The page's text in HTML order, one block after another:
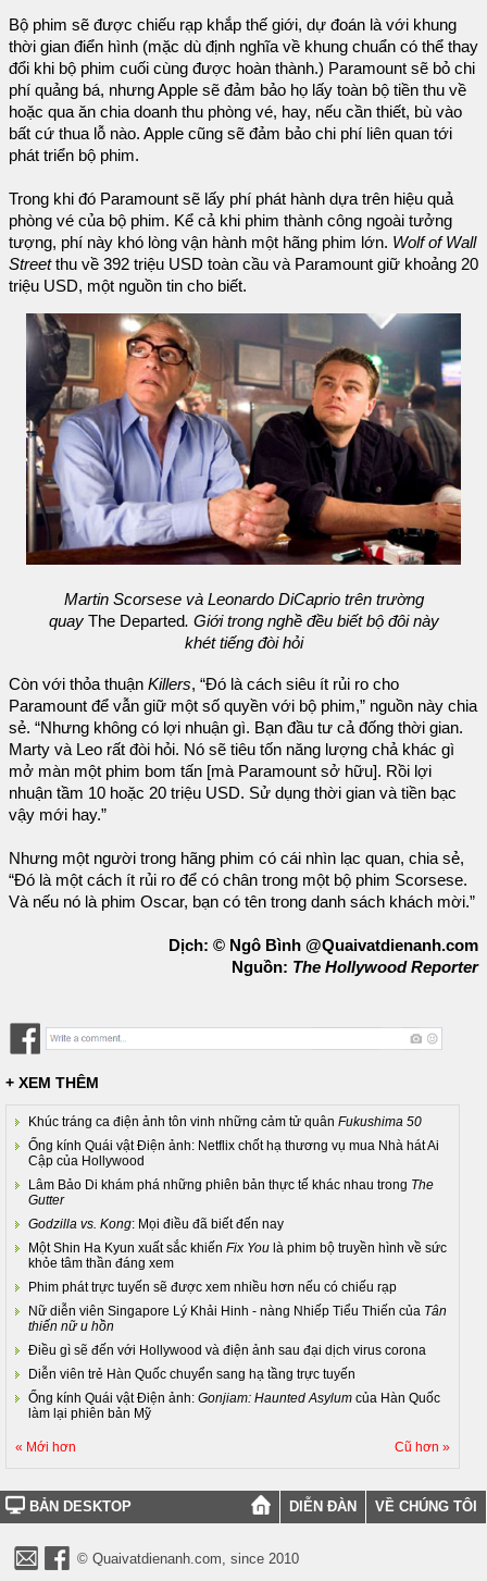
Bộ phim sẽ được chiếu rạp khắp thế giới, dự đoán là với khung
thời gian điển hình (mặc dù định nghĩa về khung chuẩn có thể thay
đổi khi bộ phim cuối cùng được hoàn thành.) Paramount sẽ bỏ chi
phí quảng bá, nhưng Apple sẽ đảm bảo họ lấy toàn bộ tiền thu về
hoặc qua ăn chia doanh thu phòng vé, hay, nếu cần thiết, bù vào
bất cứ thua lỗ nào. Apple cũng sẽ đảm bảo chi phí liên quan tới
phát triển bộ phim.
Trong khi đó Paramount sẽ lấy phí phát hành dựa trên hiệu quả
phòng vé của bộ phim. Kể cả khi phim thành công ngoài tưởng
tượng, phí này khó lòng vận hành một hãng phim lớn. Wolf of Wall
Streetthu về 392 triệu USD toàn cầu và Paramount giữ khoảng 20
triệu USD, một nguồn tin cho biết.
Martin Scorsese và Leonardo DiCaprio trên trường
quayThe Departed. Giới trong nghề đều biết bộ đôi này
khét tiếng đòi hỏi
Còn với thỏa thuận Killers, “Đó là cách siêu ít rủi ro cho
Paramount để vẫn giữ một số quyền với bộ phim,” nguồn này chia
sẻ. “Nhưng không có lợi nhuận gì. Bạn đầu tư cả đống thời gian.
Marty và Leo rất đòi hỏi. Nó sẽ tiêu tốn năng lượng chả khác gì
mở màn một phim bom tấn [mà Paramount sở hữu]. Rồi lợi
nhuận tầm 10 hoặc 20 triệu USD. Sử dụng thời gian và tiền bạc
vậy mới hay.”
Nhưng một người trong hãng phim có cái nhìn lạc quan, chia sẻ,
“Đó là một cách ít rủi ro để có chân trong một bộ phim Scorsese.
Và nếu nó là phim Oscar, bạn có tên trong danh sách khách mời.”
Dịch: © Ngô Bình @Quaivatdienanh.com
Nguồn: The Hollywood Reporter
+ XEM THÊM
Khúc tráng ca điện ảnh tôn vinh những cảm tử quân Fukushima 50
Ống kính Quái vật Điện ảnh: Netflix chốt hạ thương vụ mua Nhà hát Ai
Cập của Hollywood
Lâm Bảo Di khám phá những phiên bản thực tế khác nhau trong The
Gutter
Godzilla vs. Kong: Mọi điều đã biết đến nay
Một Shin Ha Kyun xuất sắc khiến Fix You là phim bộ truyền hình về sức
khỏe tâm thần đáng xem
Phim phát trực tuyến sẽ được xem nhiều hơn nếu có chiếu rạp
Nữ diễn viên Singapore Lý Khải Hinh - nàng Nhiếp Tiểu Thiến của Tân
thiến nữ u hồn
Điều gì sẽ đến với Hollywood và điện ảnh sau đại dịch virus corona
Diễn viên trẻ Hàn Quốc chuyển sang hạ tầng trực tuyến
Ống kính Quái vật Điện ảnh: Gonjiam: Haunted Asylum của Hàn Quốc
làm lại phiên bản Mỹ
« Mới hơn Cũ hơn »
BẢN DESKTOP DIỄN ĐÀN VỀ CHÚNG TÔI
© Quaivatdienanh.com, since 2010